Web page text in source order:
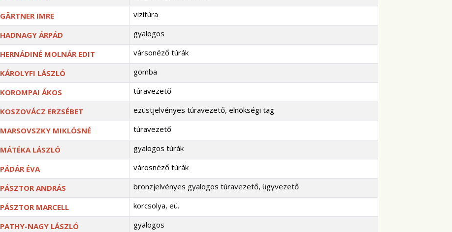
GÄRTNER IMRE vizitúra
HADNAGY ÁRPÁD gyalogos
HERNÁDINÉ MOLNÁR EDIT vársonéző túrák
KÁROLYFI LÁSZLÓ gomba
KOROMPAI ÁKOS túravezető
KOSZOVÁCZ ERZSÉBET ezüstjelvényes túravezető, elnökségi tag
MARSOVSZKY MIKLÓSNÉ túravezető
MÁTÉKA LÁSZLÓ gyalogos túrák
PÁDÁR ÉVA városnéző túrák
PÁSZTOR ANDRÁS bronzjelvényes gyalogos túravezető, ügyvezető
PÁSZTOR MARCELL korcsolya, eü.
PATHY-NAGY LÁSZLÓ gyalogos